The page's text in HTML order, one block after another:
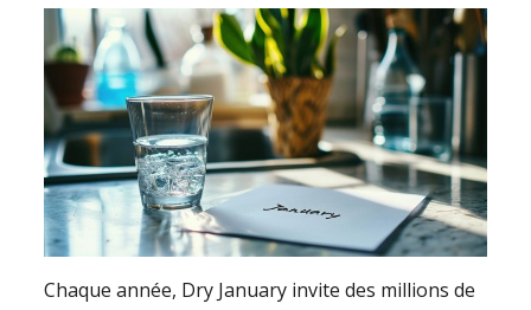
Chaque année, Dry January invite des millions de